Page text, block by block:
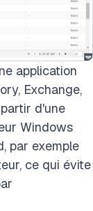
application
Exchange,
d'une
Windows
par exemple
ce qui évite